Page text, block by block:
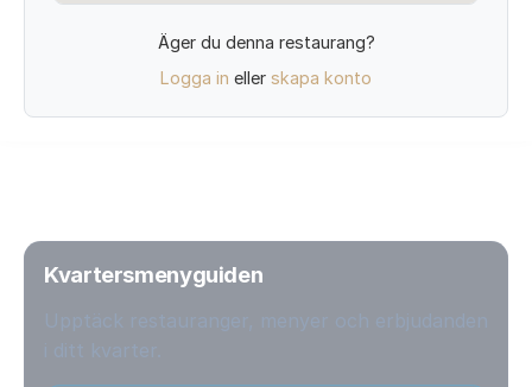
Äger du denna restaurang?
Logga in eller skapa konto
Kvartersmenyguiden